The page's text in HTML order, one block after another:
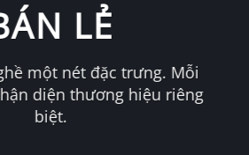
LẺ
một nét đặc trưng. Mỗi
diện thương hiệu riêng
biệt.